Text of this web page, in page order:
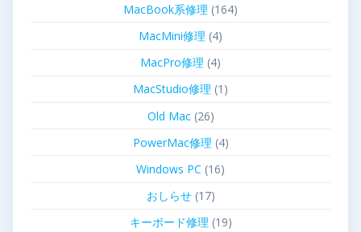
MacBook系修理 (164)
MacMini修理 (4)
MacPro修理 (4)
MacStudio修理 (1)
Old Mac(26)
PowerMac修理 (4)
Windows PC (16)
おしらせ(17)
キーボード修理 (19)